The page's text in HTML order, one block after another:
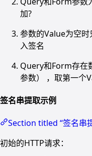
加?
参数的Value为空
入签名
Query和Form存在
参数） ，取第一个
签名串提取示例
Section titled “签名串
初始的HTTP请求：